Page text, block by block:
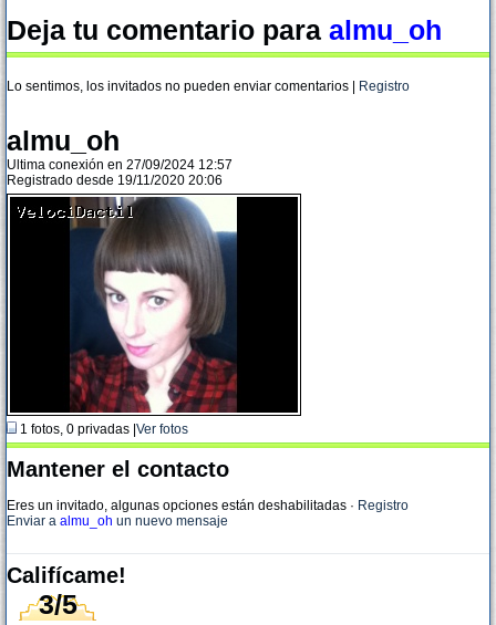
Deja tu comentario para almu_oh
Lo sentimos, los invitados no pueden enviar comentarios | Registro
almu_oh
Ultima conexión en 27/09/2024 12:57
Registrado desde 19/11/2020 20:06
1 fotos, 0 privadas | Ver fotos
Mantener el contacto
Eres un invitado, algunas opciones están deshabilitadas · Registro
Enviar a almu_oh un nuevo mensaje
Califícame!
3/5